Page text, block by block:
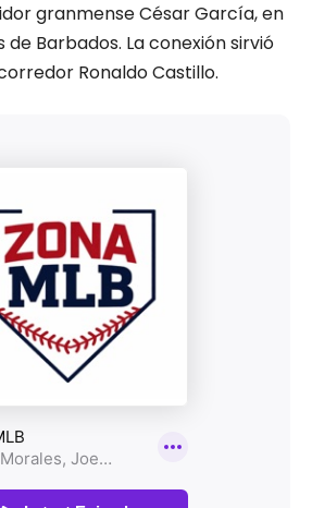
granmense César García, en
Barbados. La conexión sirvió
Ronaldo Castillo.